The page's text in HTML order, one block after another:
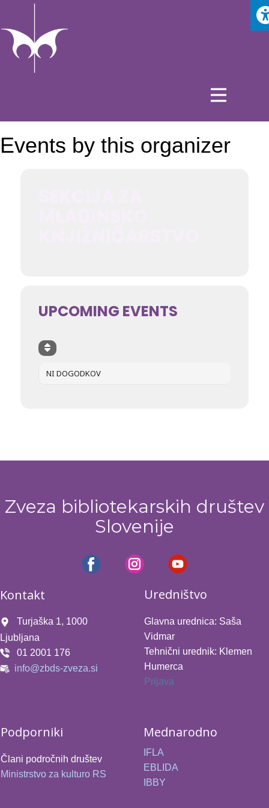
Events by this organizer
UPCOMING EVENTS
NI DOGODKOV
Zveza bibliotekarskih društev
Slovenije
Kontakt
Turjaška 1, 1000
Ljubljana
01 2001 176
info@zbds-zveza.si
Uredništvo
Glavna urednica: Saša
Vidmar
Tehnični urednik: Klemen
Humerca
Prijava
Podporniki
Člani področnih društev
Ministrstvo za kulturo RS
Mednarodno
IFLA
EBLIDA
IBBY